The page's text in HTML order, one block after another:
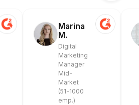
Marina
M.
Digital
Marketing
Manager
Mid-
Market
(51-1000
emp.)